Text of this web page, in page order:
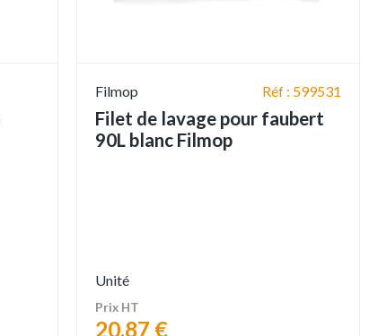
Filmop Réf : 599531
Filet de lavage pour faubert
90L blanc Filmop
Unité
Prix HT
20,87 €